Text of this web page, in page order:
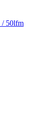
/ 50lfm